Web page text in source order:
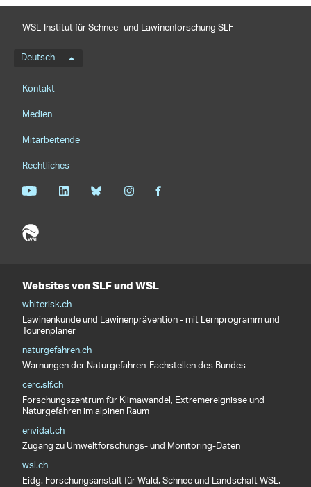
WSL-Institut für Schnee- und Lawinenforschung SLF
Sprachmenü
Deutsch
Footernavigation
Kontakt
Medien
Mitarbeitende
Rechtliches
Websites von SLF und WSL
whiterisk.ch
Lawinenkunde und Lawinenprävention - mit Lernprogramm und
Tourenplaner
naturgefahren.ch
Warnungen der Naturgefahren-Fachstellen des Bundes
cerc.slf.ch
Forschungszentrum für Klimawandel, Extremereignisse und
Naturgefahren im alpinen Raum
envidat.ch
Zugang zu Umweltforschungs- und Monitoring-Daten
wsl.ch
Eidg. Forschungsanstalt für Wald, Schnee und Landschaft WSL,